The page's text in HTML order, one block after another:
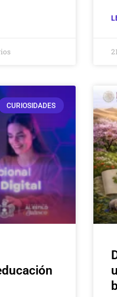
CURIOSIDADES